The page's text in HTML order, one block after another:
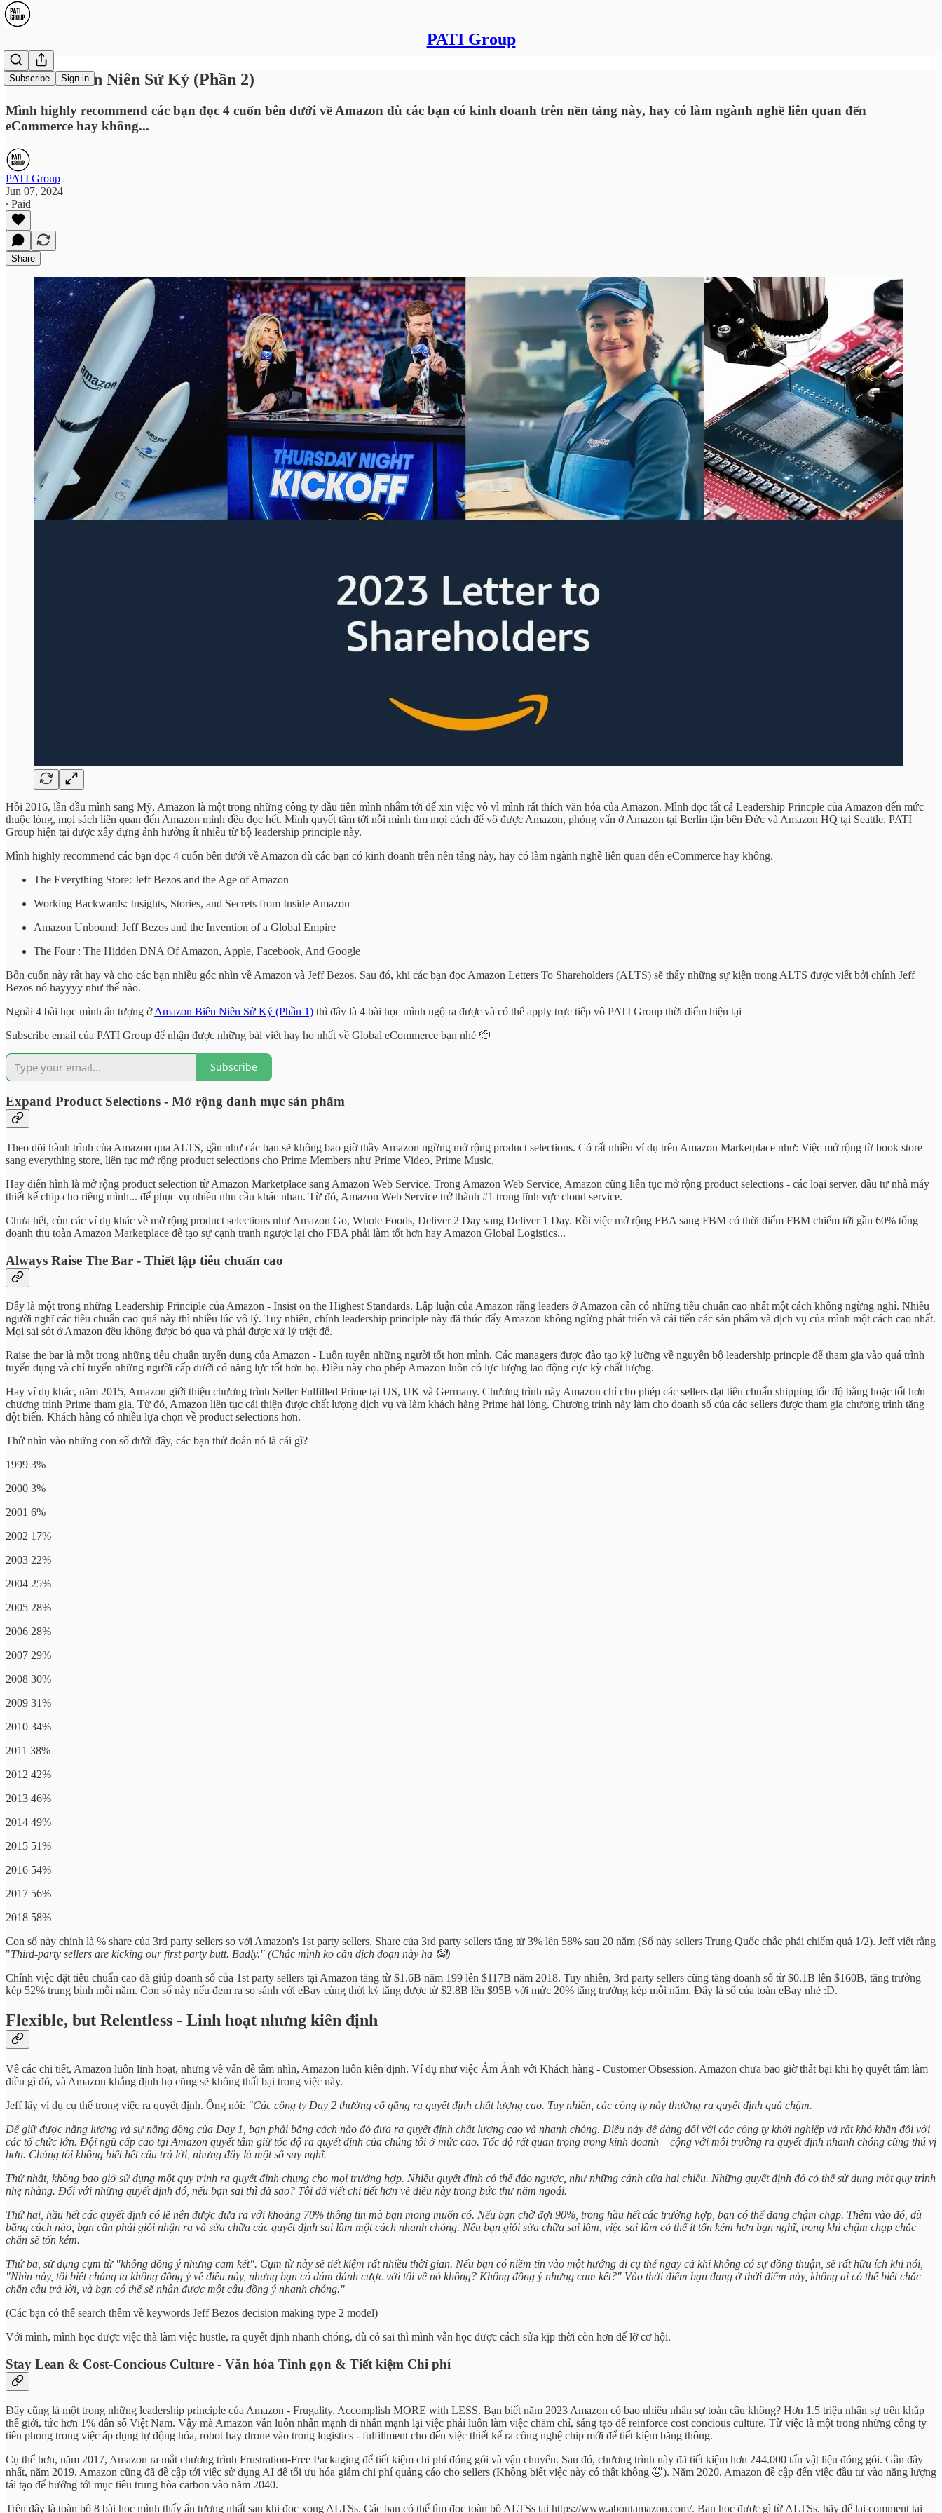
PATI Group
Subscribe Sign in
Amazon Biên Niên Sử Ký (Phần 2)
Mình highly recommend các bạn đọc 4 cuốn bên dưới về Amazon dù các bạn có kinh doanh trên nền tảng này, hay có làm ngành nghề liên quan đến
eCommerce hay không...
PATI Group
Jun 07, 2024
∙ Paid
Share
Hồi 2016, lần đầu mình sang Mỹ, Amazon là một trong những công ty đầu tiên mình nhắm tới để xin việc vô vì mình rất thích văn hóa của Amazon. Mình đọc tất cả Leadership Princple của Amazon đến mức
thuộc lòng, mọi sách liên quan đến Amazon mình đều đọc hết. Mình quyết tâm tới nỗi mình tìm mọi cách để vô được Amazon, phỏng vấn ở Amazon tại Berlin tận bên Đức và Amazon HQ tại Seattle. PATI
Group hiện tại được xây dựng ảnh hưởng ít nhiều từ bộ leadership principle này.
Mình highly recommend các bạn đọc 4 cuốn bên dưới về Amazon dù các bạn có kinh doanh trên nền tảng này, hay có làm ngành nghề liên quan đến eCommerce hay không.
The Everything Store: Jeff Bezos and the Age of Amazon
Working Backwards: Insights, Stories, and Secrets from Inside Amazon
Amazon Unbound: Jeff Bezos and the Invention of a Global Empire
The Four : The Hidden DNA Of Amazon, Apple, Facebook, And Google
Bốn cuốn này rất hay và cho các bạn nhiều góc nhìn về Amazon và Jeff Bezos. Sau đó, khi các bạn đọc Amazon Letters To Shareholders (ALTS) sẽ thấy những sự kiện trong ALTS được viết bởi chính Jeff
Bezos nó hayyyy như thế nào.
Ngoài 4 bài học mình ấn tượng ởAmazon Biên Niên Sử Ký (Phần 1) thì đây là 4 bài học mình ngộ ra được và có thể apply trực tiếp vô PATI Group thời điểm hiện tại
Subscribe email của PATI Group để nhận được những bài viết hay ho nhất về Global eCommerce bạn nhé 🫡
Subscribe
Expand Product Selections - Mở rộng danh mục sản phẩm
Theo dõi hành trình của Amazon qua ALTS, gần như các bạn sẽ không bao giờ thầy Amazon ngừng mở rộng product selections. Có rất nhiều ví dụ trên Amazon Marketplace như: Việc mở rộng từ book store
sang everything store, liên tục mở rộng product selections cho Prime Members như Prime Video, Prime Music.
Hay điển hình là mở rộng product selection từ Amazon Marketplace sang Amazon Web Service. Trong Amazon Web Service, Amazon cũng liên tục mở rộng product selections - các loại server, đầu tư nhà máy
thiết kế chip cho riêng mình... để phục vụ nhiều nhu cầu khác nhau. Từ đó, Amazon Web Service trở thành #1 trong lĩnh vực cloud service.
Chưa hết, còn các ví dụ khác về mở rộng product selections như Amazon Go, Whole Foods, Deliver 2 Day sang Deliver 1 Day. Rồi việc mở rộng FBA sang FBM có thời điểm FBM chiếm tới gần 60% tổng
doanh thu toàn Amazon Marketplace để tạo sự cạnh tranh ngược lại cho FBA phải làm tốt hơn hay Amazon Global Logistics...
Always Raise The Bar - Thiết lập tiêu chuẩn cao
Đây là một trong những Leadership Principle của Amazon - Insist on the Highest Standards. Lập luận của Amazon rằng leaders ở Amazon cần có những tiêu chuẩn cao nhất một cách không ngừng nghỉ. Nhiều
người nghĩ các tiêu chuẩn cao quá này thì nhiều lúc vô lý. Tuy nhiên, chính leadership principle này đã thúc đẩy Amazon không ngừng phát triển và cải tiến các sản phẩm và dịch vụ của mình một cách cao nhất.
Mọi sai sót ở Amazon đều không được bỏ qua và phải được xử lý triệt để.
Raise the bar là một trong những tiêu chuẩn tuyển dụng của Amazon - Luôn tuyển những người tốt hơn mình. Các managers được đào tạo kỹ lưỡng về nguyên bộ leadership princple để tham gia vào quá trình
tuyển dụng và chỉ tuyển những người cấp dưới có năng lực tốt hơn họ. Điều này cho phép Amazon luôn có lực lượng lao động cực kỳ chất lượng.
Hay ví dụ khác, năm 2015, Amazon giới thiệu chương trình Seller Fulfilled Prime tại US, UK và Germany. Chương trình này Amazon chỉ cho phép các sellers đạt tiêu chuẩn shipping tốc độ bằng hoặc tốt hơn
chương trình Prime tham gia. Từ đó, Amazon liên tục cải thiện được chất lượng dịch vụ và làm khách hàng Prime hài lòng. Chương trình này làm cho doanh số của các sellers được tham gia chương trình tăng
đột biến. Khách hàng có nhiều lựa chọn về product selections hơn.
Thử nhìn vào những con số dưới đây, các bạn thử đoán nó là cái gì?
1999 3%
2000 3%
2001 6%
2002 17%
2003 22%
2004 25%
2005 28%
2006 28%
2007 29%
2008 30%
2009 31%
2010 34%
2011 38%
2012 42%
2013 46%
2014 49%
2015 51%
2016 54%
2017 56%
2018 58%
Con số này chính là % share của 3rd party sellers so với Amazon's 1st party sellers. Share của 3rd party sellers tăng từ 3% lên 58% sau 20 năm (Số này sellers Trung Quốc chắc phải chiếm quá 1/2). Jeff viết rằng
"Third-party sellers are kicking our first party butt. Badly." (Chắc mình ko cần dịch đoạn này ha 🤡)
Chính việc đặt tiêu chuẩn cao đã giúp doanh số của 1st party sellers tại Amazon tăng từ $1.6B năm 199 lên $117B năm 2018. Tuy nhiên, 3rd party sellers cũng tăng doanh số từ $0.1B lên $160B, tăng trưởng
kép 52% trung bình mỗi năm. Con số này nếu đem ra so sánh với eBay cùng thời kỳ tăng được từ $2.8B lên $95B với mức 20% tăng trưởng kép mỗi năm. Đây là số của toàn eBay nhé :D.
Flexible, but Relentless - Linh hoạt nhưng kiên định
Về các chi tiết, Amazon luôn linh hoạt, nhưng về vấn đề tầm nhìn, Amazon luôn kiên định. Ví dụ như việc Ám Ảnh với Khách hàng - Customer Obsession. Amazon chưa bao giờ thất bại khi họ quyết tâm làm
điều gì đó, và Amazon khẳng định họ cũng sẽ không thất bại trong việc này.
Jeff lấy ví dụ cụ thể trong việc ra quyết định. Ông nói: "Các công ty Day 2 thường cố gắng ra quyết định chất lượng cao. Tuy nhiên, các công ty này thường ra quyết định quá chậm.
Để giữ được năng lượng và sự năng động của Day 1, bạn phải bằng cách nào đó đưa ra quyết định chất lượng cao và nhanh chóng. Điều này dễ dàng đối với các công ty khởi nghiệp và rất khó khăn đối với
các tổ chức lớn. Đội ngũ cấp cao tại Amazon quyết tâm giữ tốc độ ra quyết định của chúng tôi ở mức cao. Tốc độ rất quan trọng trong kinh doanh – cộng với môi trường ra quyết định nhanh chóng cũng thú vị
hơn. Chúng tôi không biết hết câu trả lời, nhưng đây là một số suy nghĩ.
Thứ nhất, không bao giờ sử dụng một quy trình ra quyết định chung cho mọi trường hợp. Nhiều quyết định có thể đảo ngược, như những cánh cửa hai chiều. Những quyết định đó có thể sử dụng một quy trình
nhẹ nhàng. Đối với những quyết định đó, nếu bạn sai thì đã sao? Tôi đã viết chi tiết hơn về điều này trong bức thư năm ngoái.
Thứ hai, hầu hết các quyết định có lẽ nên được đưa ra với khoảng 70% thông tin mà bạn mong muốn có. Nếu bạn chờ đợi 90%, trong hầu hết các trường hợp, bạn có thể đang chậm chạp. Thêm vào đó, dù
bằng cách nào, bạn cần phải giỏi nhận ra và sửa chữa các quyết định sai lầm một cách nhanh chóng. Nếu bạn giỏi sửa chữa sai lầm, việc sai lầm có thể ít tốn kém hơn bạn nghĩ, trong khi chậm chạp chắc
chắn sẽ tốn kém.
Thứ ba, sử dụng cụm từ "không đồng ý nhưng cam kết". Cụm từ này sẽ tiết kiệm rất nhiều thời gian. Nếu bạn có niềm tin vào một hướng đi cụ thể ngay cả khi không có sự đồng thuận, sẽ rất hữu ích khi nói,
"Nhìn này, tôi biết chúng ta không đồng ý về điều này, nhưng bạn có dám đánh cược với tôi về nó không? Không đồng ý nhưng cam kết?" Vào thời điểm bạn đang ở thời điểm này, không ai có thể biết chắc
chắn câu trả lời, và bạn có thể sẽ nhận được một câu đồng ý nhanh chóng."
(Các bạn có thể search thêm về keywords Jeff Bezos decision making type 2 model)
Với mình, mình học được việc thà làm việc hustle, ra quyết định nhanh chóng, dù có sai thì mình vẫn học được cách sửa kịp thời còn hơn để lỡ cơ hội.
Stay Lean & Cost-Concious Culture - Văn hóa Tinh gọn & Tiết kiệm Chi phí
Đây cũng là một trong những leadership principle của Amazon - Frugality. Accomplish MORE with LESS. Bạn biết năm 2023 Amazon có bao nhiêu nhân sự toàn cầu không? Hơn 1.5 triệu nhân sự trên khắp
thế giới, tức hơn 1% dân số Việt Nam. Vậy mà Amazon vẫn luôn nhấn mạnh đi nhấn mạnh lại việc phải luôn làm việc chăm chỉ, sáng tạo để reinforce cost concious culture. Từ việc là một trong những công ty
tiên phong trong việc áp dụng tự động hóa, robot hay drone vào trong logistics - fulfillment cho đến việc thiết kế ra công nghệ chip mới để tiết kiệm băng thông.
Cụ thể hơn, năm 2017, Amazon ra mắt chương trình Frustration-Free Packaging để tiết kiệm chi phí đóng gói và vận chuyển. Sau đó, chương trình này đã tiết kiệm hơn 244.000 tấn vật liệu đóng gói. Gần đây
nhất, năm 2019, Amazon cũng đã đề cập tới việc sử dụng AI để tối ưu hóa giảm chi phí quảng cáo cho sellers (Không biết việc này có thật không 🤣). Năm 2020, Amazon đề cập đến việc đầu tư vào năng lượng
tái tạo để hướng tới mục tiêu trung hòa carbon vào năm 2040.
Trên đây là toàn bộ 8 bài học mình thấy ấn tượng nhất sau khi đọc xong ALTSs. Các bạn có thể tìm đọc toàn bộ ALTSs tại https://www.aboutamazon.com/. Bạn học được gì từ ALTSs, hãy để lại comment tại